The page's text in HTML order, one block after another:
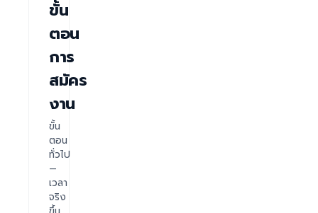
ขั้น
ตอน
การ
สมัคร
งาน
ขั้น
ตอน
ทั่วไป
—
เวลา
จริง